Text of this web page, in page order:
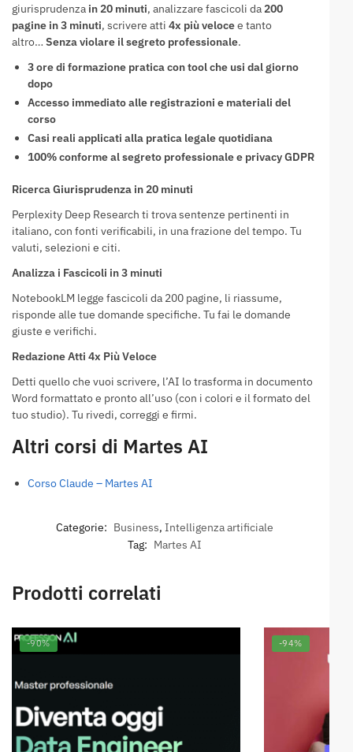
giurisprudenza in 20 minuti, analizzare fascicoli da 200
pagine in 3 minuti, scrivere atti 4x più velocee tanto
altro… Senza violare il segreto professionale.
3 ore di formazione pratica con tool che usi dal giorno
dopo
Accesso immediato alle registrazioni e materiali del
corso
Casi reali applicati alla pratica legale quotidiana
100% conforme al segreto professionale e privacy GDPR
Ricerca Giurisprudenza in 20 minuti
Perplexity Deep Research ti trova sentenze pertinenti in
italiano, con fonti verificabili, in una frazione del tempo. Tu
valuti, selezioni e citi.
Analizza i Fascicoli in 3 minuti
NotebookLM legge fascicoli da 200 pagine, li riassume,
risponde alle tue domande specifiche. Tu fai le domande
giuste e verifichi.
Redazione Atti 4x Più Veloce
Detti quello che vuoi scrivere, l’AI lo trasforma in documento
Word formattato e pronto all’uso (con i colori e il formato del
tuo studio). Tu rivedi, correggi e firmi.
Altri corsi di Martes AI
Corso Claude – Martes AI
Categorie: Business, Intelligenza artificiale
Tag: Martes AI
Prodotti correlati
-90% -94%